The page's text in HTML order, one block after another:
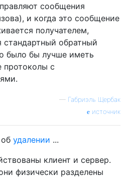
сообщения
и когда это сообщение
получателем,
стандартный обратный
было бы лучше иметь
протоколы с
— Габриэль Щербак
источник
удалении ...
клиент и сервер.
физически разделены